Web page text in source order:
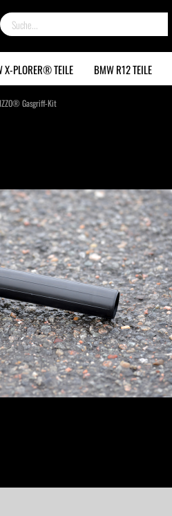
X-PLORER® TEILE BMW R12 TEILE
Gasgriff-Kit